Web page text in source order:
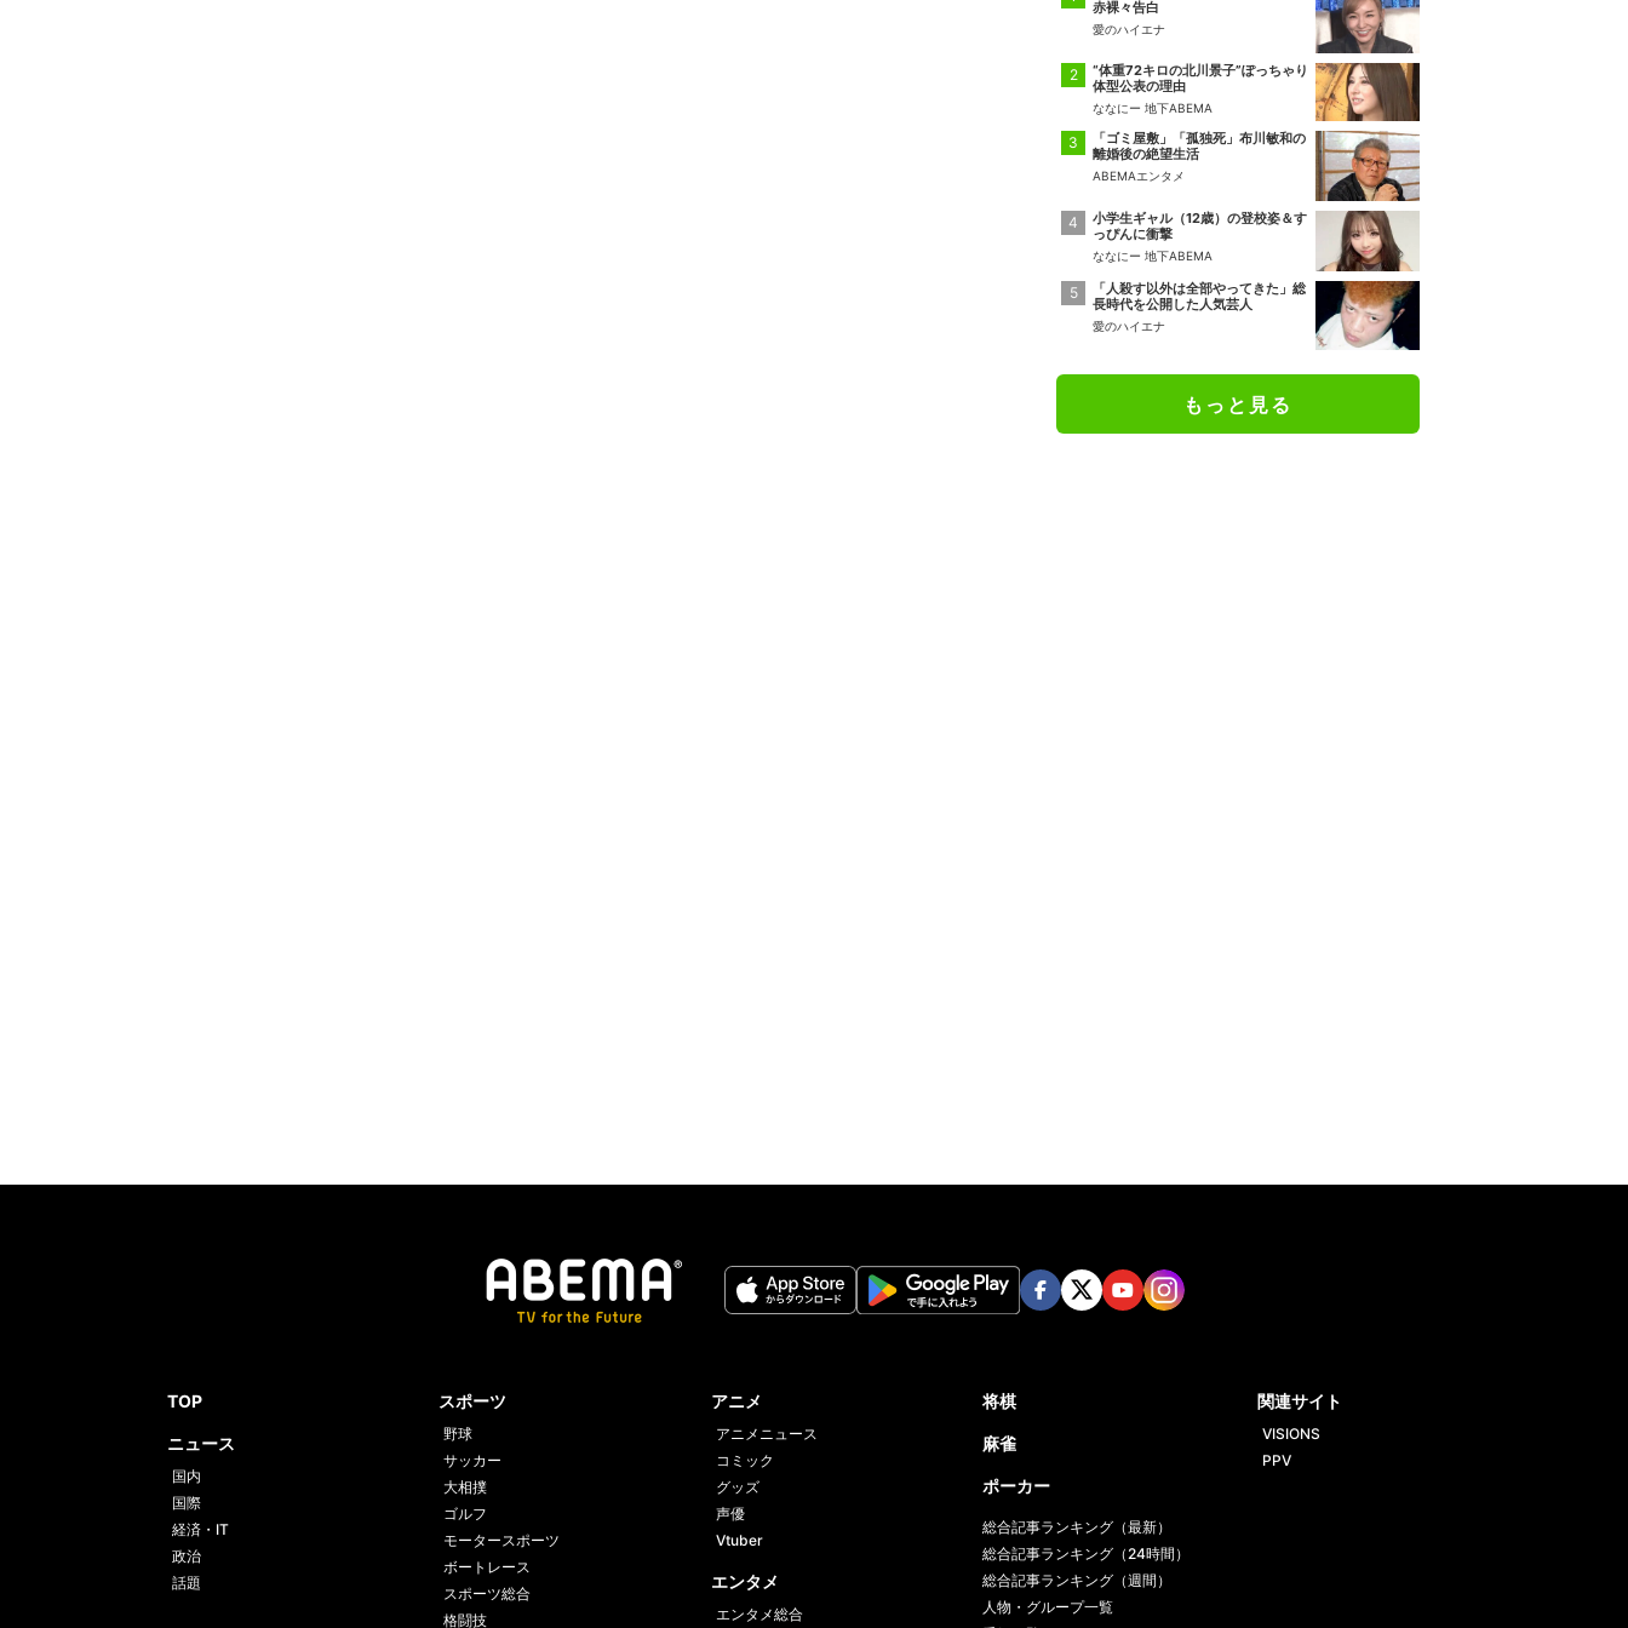
赤裸々告白
愛のハイエナ
“体重72キロの北川景子”ぽっちゃり
体型公表の理由
ななにー 地下ABEMA
「ゴミ屋敷」「孤独死」布川敏和の
離婚後の絶望生活
ABEMAエンタメ
小学生ギャル（12歳）の登校姿＆す
っぴんに衝撃
ななにー 地下ABEMA
「人殺す以外は全部やってきた」総
長時代を公開した人気芸人
愛のハイエナ
もっと見る
TOP
ニュース
国内
国際
経済・IT
政治
話題
スポーツ
野球
サッカー
大相撲
ゴルフ
モータースポーツ
ボートレース
スポーツ総合
格闘技
アニメ
アニメニュース
コミック
グッズ
声優
Vtuber
エンタメ
エンタメ総合
将棋
麻雀
ポーカー
総合記事ランキング（最新）
総合記事ランキング（24時間）
総合記事ランキング（週間）
人物・グループ一覧
関連サイト
VISIONS
PPV